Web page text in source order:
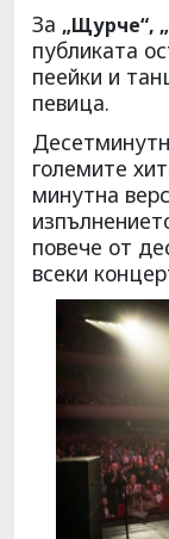
За „Щурче“,
публиката
пеейки и
певица.
големите
минутна
повече от
всеки